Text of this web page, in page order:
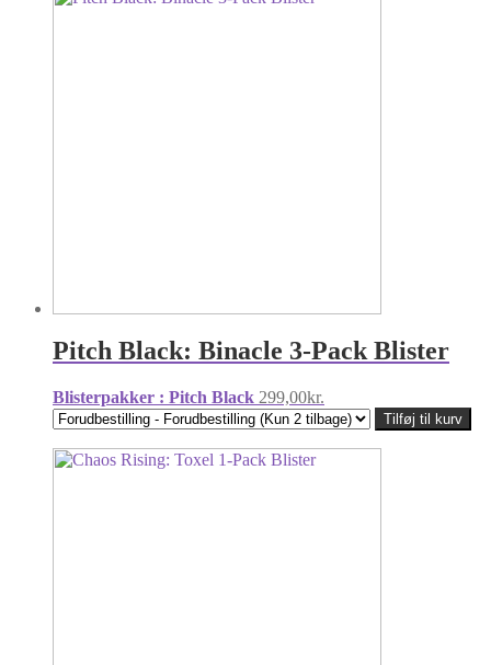
Pitch Black: Binacle 3-Pack Blister
Blisterpakker : Pitch Black 299,00kr.
Tilføj til kurv